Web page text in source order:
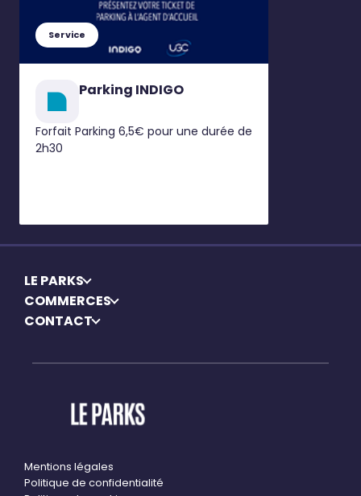
Service
Parking INDIGO
Forfait Parking 6,5€ pour une durée de
2h30
LE PARKS
COMMERCES
CONTACT
Mentions légales
Politique de confidentialité